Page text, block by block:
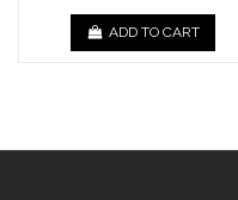
ADD TO CART